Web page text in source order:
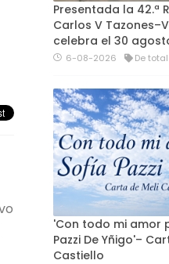
Presentada la 42.ª
Carlos V
celebra el 30
6-08-2026 De
'Con todo mi amor
Pazzi De Yñigo'–
Castiello